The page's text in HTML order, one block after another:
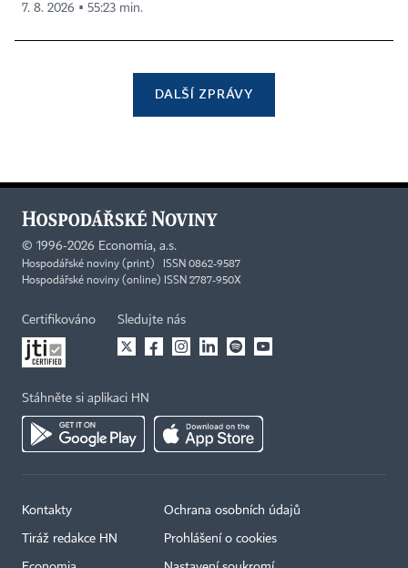
7. 8. 2026 ▪ 55:23 min.
DALŠÍ ZPRÁVY
© 1996-2026 Economia, a.s.
Hospodářské noviny (print) ISSN 0862-9587
Hospodářské noviny (online) ISSN 2787-950X
Certifikováno Sledujte nás
Stáhněte si aplikaci HN
Kontakty
Tiráž redakce HN
Ochrana osobních údajů
Prohlášení o cookies